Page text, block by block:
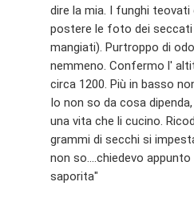
dire la mia. I funghi
postere le foto dei
mangiati). Purtroppo di
nemmeno. Confermo l'
circa 1200. Più in basso
Io non so da cosa
una vita che li cucino.
grammi di secchi si
non so....chiedevo
saporita"